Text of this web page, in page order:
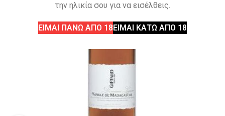
την ηλικία σου για να εισέλθεις.
ΕΙΜΑΙ ΠΑΝΩ ΑΠΟ 18ΕΙΜΑΙ ΚΑΤΩ ΑΠΟ 18